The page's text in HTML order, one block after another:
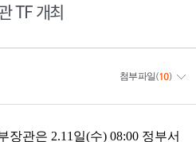
TF 개최
첨부파일(10)